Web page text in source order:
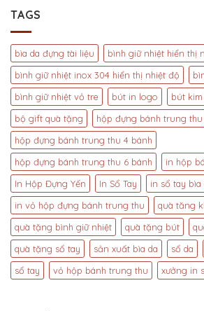
Chất
Lượng,
Bút
Gỗ
Khắc
Tên
Độc
Đáo
Cầu
–
Dịch
Vụ
In
Bút
Bi
Nhựa
Giá
Rẻ
TAGS
bìa da đựng tài liệu
bình giữ nhiệt hiển thị
bình giữ nhiệt inox 304 hiển thị nhiệt độ
bình giữ nhiệt vỏ tre
bút in logo
bút
bộ gift quà tặng
hộp đựng bánh trung thu
hộp đựng bánh trung thu 4 bánh
hộp đựng bánh trung thu 6 bánh
in hộp
In Hộp Đựng Yến
In Sổ Tay
in sổ tay bìa
in vỏ hộp đựng bánh trung thu
quà tăng
quà tặng bình giữ nhiệt
quà tặng bút
quà tặng sổ tay
sản xuất bìa da sổ da
sổ tay
vỏ hộp bánh trung thu xưởng in